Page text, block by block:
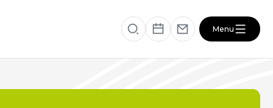
Menu